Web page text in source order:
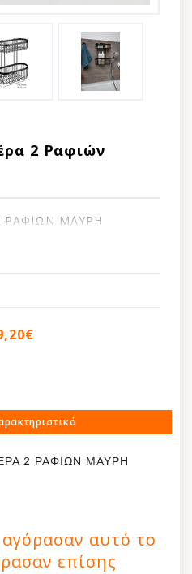
2 Ραφιών
ΡΑΦΙΩΝ ΜΑΥΡΗ
2 ΡΑΦΙΩΝ ΜΑΥΡΗ
αυτό το
επίσης